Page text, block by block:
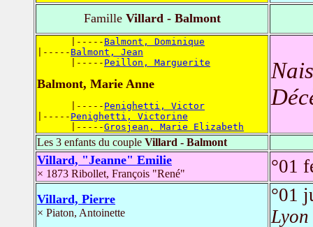
FamilleVillard - Balmont
      |-----
Balmont, Dominique
|----- Balmont, Jean
      |-----
Peillon, Marguerite
Balmont, Marie Anne
      |-----
Penighetti, Victor
|----- Penighetti, Victorine
      |-----
Grosjean, Marie Elizabeth
Les 3 enfants du couple Villard - Balmont
Villard, "Jeanne" Emilie
× 1873 Ribollet, François "René" °01
Villard, Pierre
× Piaton, Antoinette
°01